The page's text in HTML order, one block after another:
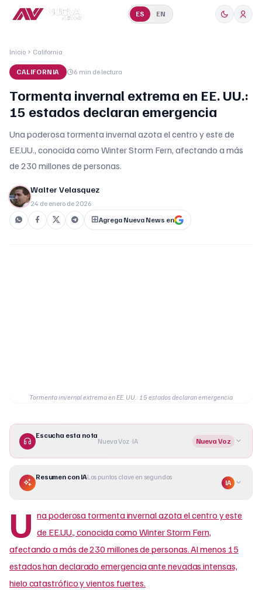
ES EN
Inicio California
CALIFORNIA 6 min de lectura
Tormenta invernal extrema en EE. UU.:
15 estados declaran emergencia
Una poderosa tormenta invernal azota el centro y este de
EE.UU., conocida como Winter Storm Fern, afectando a más
de 230 millones de personas.
Walter Velasquez
24 de enero de 2026
Agrega Nueva News en
Tormenta invernal extrema en EE. UU.: 15 estados declaran emergencia
Escucha esta nota
Nueva Voz · IA Nueva Voz
Resumen con IALos puntos clave en segundos
IA
U na poderosa tormenta invernal azota el centro y este
de EE.UU., conocida como Winter Storm Fern,
afectando a más de 230 millones de personas. Al menos 15
estados han declarado emergencia ante nevadas intensas,
hielo catastrófico y vientos fuertes.